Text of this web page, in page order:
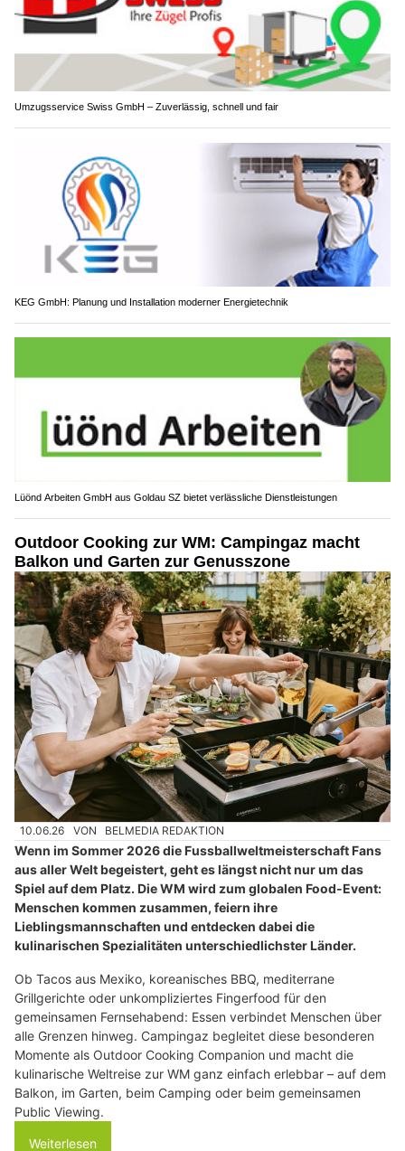
Umzugsservice Swiss GmbH – Zuverlässig, schnell und fair
KEG GmbH: Planung und Installation moderner Energietechnik
Lüönd Arbeiten GmbH aus Goldau SZ bietet verlässliche Dienstleistungen
Outdoor Cooking zur WM: Campingaz macht
Balkon und Garten zur Genusszone
10.06.26 VON BELMEDIA REDAKTION
Wenn im Sommer 2026 die Fussballweltmeisterschaft Fans
aus aller Welt begeistert, geht es längst nicht nur um das
Spiel auf dem Platz. Die WM wird zum globalen Food-Event:
Menschen kommen zusammen, feiern ihre
Lieblingsmannschaften und entdecken dabei die
kulinarischen Spezialitäten unterschiedlichster Länder.
Ob Tacos aus Mexiko, koreanisches BBQ, mediterrane
Grillgerichte oder unkompliziertes Fingerfood für den
gemeinsamen Fernsehabend: Essen verbindet Menschen über
alle Grenzen hinweg. Campingaz begleitet diese besonderen
Momente als Outdoor Cooking Companion und macht die
kulinarische Weltreise zur WM ganz einfach erlebbar – auf dem
Balkon, im Garten, beim Camping oder beim gemeinsamen
Public Viewing.
Weiterlesen